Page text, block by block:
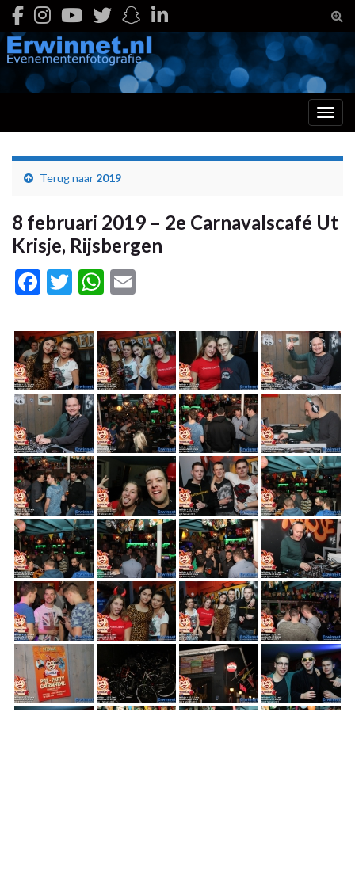
Terug naar 2019
8 februari 2019 – 2e Carnavalscafé Ut
Krisje, Rijsbergen
Facebook
TwitterWhatsApp